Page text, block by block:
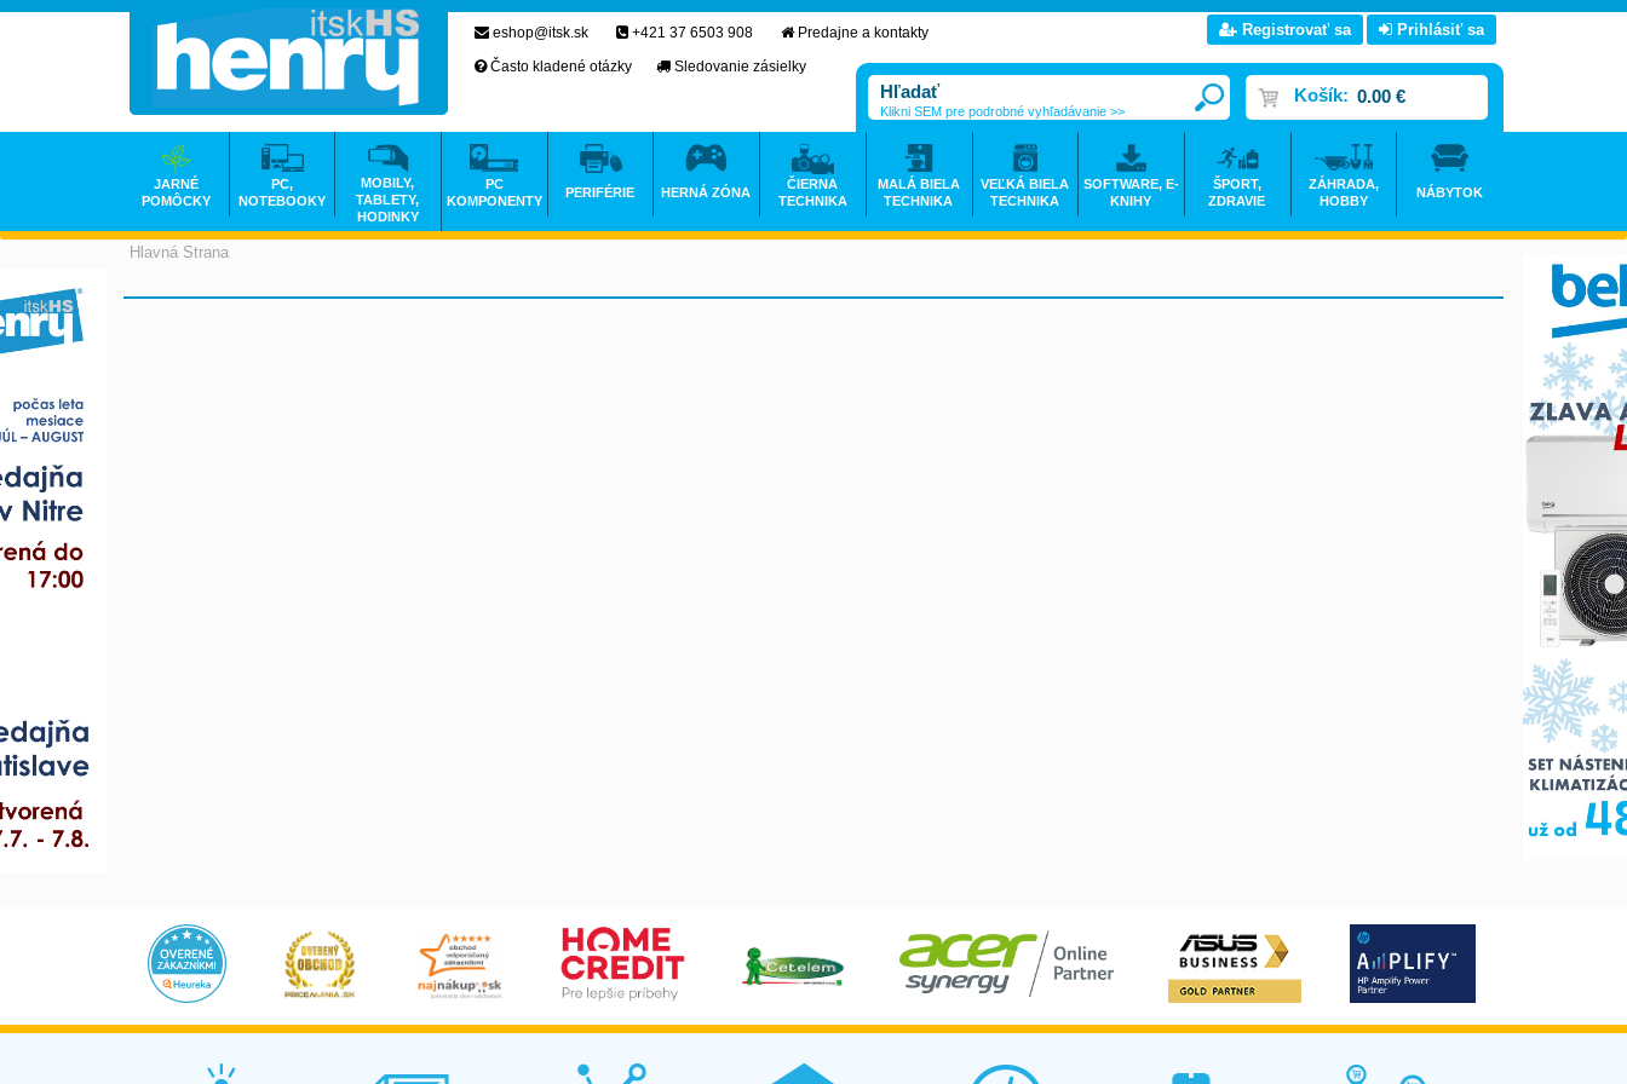
Hlavná Strana
eshop@itsk.sk +421 37 6503 908
Predajne a kontakty
Často kladené otázky
Sledovanie zásielky
Registrovať sa Prihlásiť sa
Košík: 0.00 €
Klikni SEM pre podrobné vyhľadávanie >>
JARNÉ
POMÔCKY
PC,
NOTEBOOKY
MOBILY,
TABLETY,
HODINKY
PC
KOMPONENTY
PERIFÉRIE HERNÁ ZÓNA
ČIERNA
TECHNIKA
MALÁ BIELA
TECHNIKA
VEĽKÁ BIELA
TECHNIKA
SOFTWARE, E-
KNIHY
ŠPORT,
ZDRAVIE
ZÁHRADA,
HOBBY
NÁBYTOK